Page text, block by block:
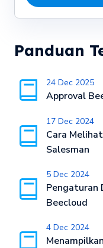
Panduan
24 Dec 2025
Approval
17 Dec 2024
Cara
Salesman
5 Dec 2024
Pengaturan
Beecloud
4 Dec 2024